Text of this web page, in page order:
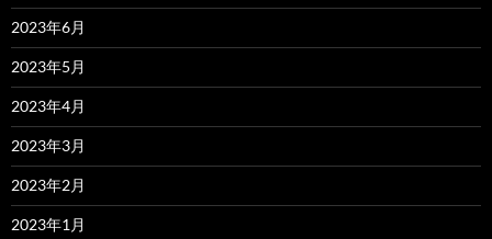
2023年6月
2023年5月
2023年4月
2023年3月
2023年2月
2023年1月